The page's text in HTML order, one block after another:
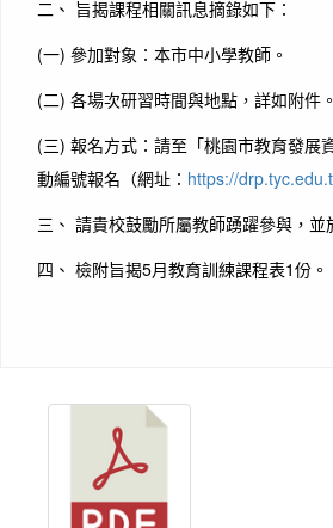
二、 旨揭課程相關訊息摘錄如下：
(一) 參加對象：本市中小學教師。
(二) 各場次研習時間與地點，詳如附件。
(三) 報名方式：請至「桃園市教育發展
動編號報名（網址： https://
三、 請貴校鼓勵所屬教師踴躍參與，
四、 檢附旨揭5月教育訓練課程表1份。